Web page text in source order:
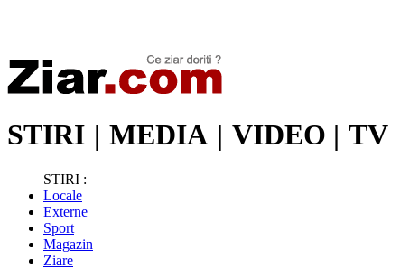
STIRI | MEDIA | VIDEO | TV
STIRI :
Locale
Externe
Sport
Magazin
Ziare